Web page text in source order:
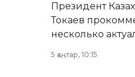
Президент
Токаев
несколько
армии,
5 қаңтар, 10:15